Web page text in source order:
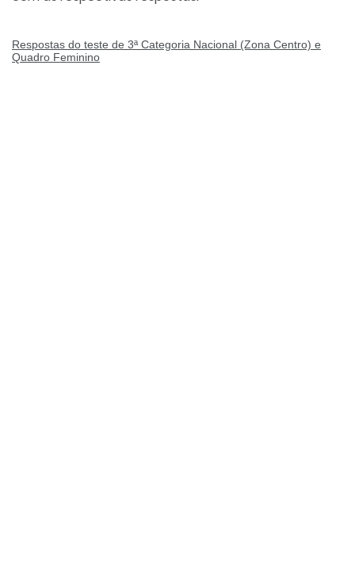
Respostas do teste de 3ª Categoria Nacional (Zona Centro) e
Quadro Feminino